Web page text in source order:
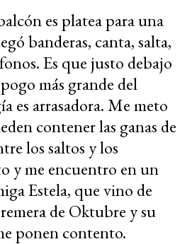
es platea para una
banderas, canta, salta,
Es que justo debajo
más grande del
es arrasadora. Me meto
contener las ganas de
los saltos y los
y me encuentro en un
Estela, que vino de
de Oktubre y su
ponen contento.